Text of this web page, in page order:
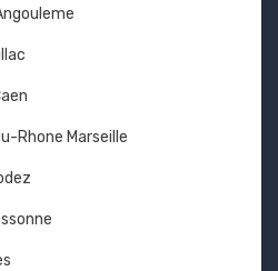
Rhone Marseille